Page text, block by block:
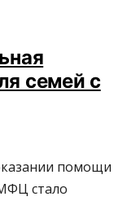
семей с
помощи
стало